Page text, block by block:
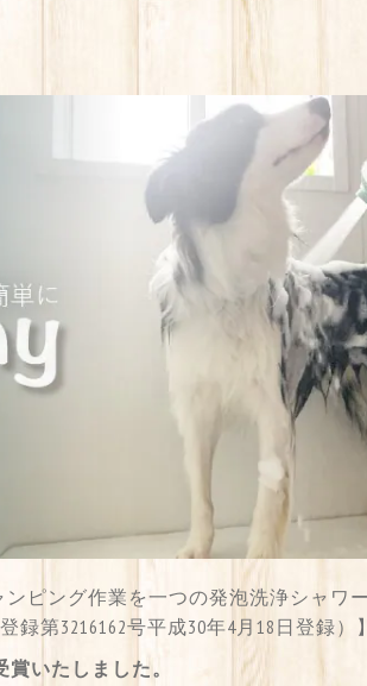
ンピング作業を一つの発泡洗浄シャ
第3216162号平成30年4月18日登録）】
いたしました。